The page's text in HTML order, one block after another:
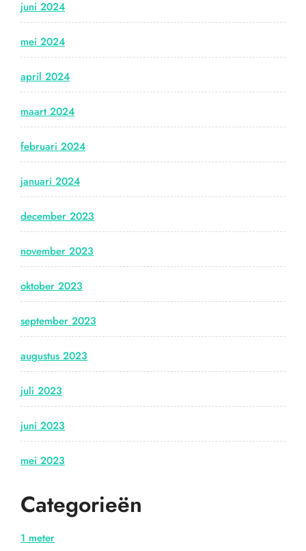
juni 2024
mei 2024
april 2024
maart 2024
februari 2024
januari 2024
december 2023
november 2023
oktober 2023
september 2023
augustus 2023
juli 2023
juni 2023
mei 2023
Categorieën
1 meter